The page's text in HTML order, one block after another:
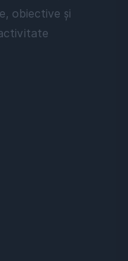
obiective și